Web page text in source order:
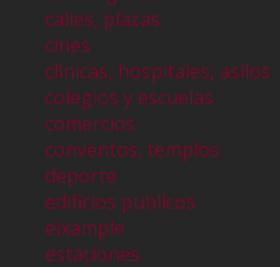
calles, plazas
cines
clinicas, hospitales, asilos
colegios y escuelas
comercios
conventos, templos
deporte
edificios publicos
eixample
estaciones